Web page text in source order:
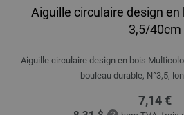
Aiguille circulaire design en
3,5/40cm
Aiguille circulaire design en bois
bouleau durable, N°3,5,
7,14 €